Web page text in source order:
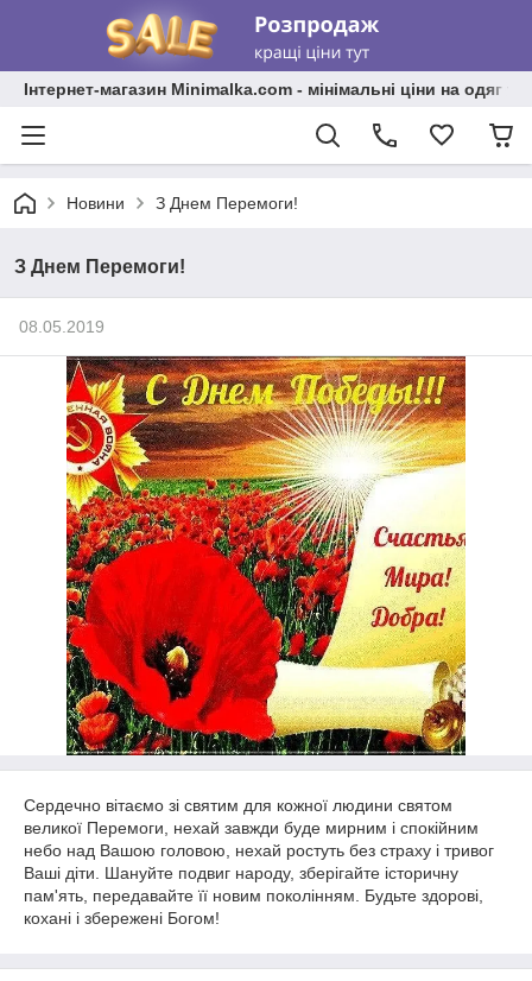
Інтернет-магазин Minimalka.com - мінімальні ціни на одяг
Новини З Днем Перемоги!
З Днем Перемоги!
08.05.2019
Сердечно вітаємо зі святим для кожної людини святом
великої Перемоги, нехай завжди буде мирним і спокійним
небо над Вашою головою, нехай ростуть без страху і тривог
Ваші діти. Шануйте подвиг народу, зберігайте історичну
пам'ять, передавайте її новим поколінням. Будьте здорові,
кохані і збережені Богом!